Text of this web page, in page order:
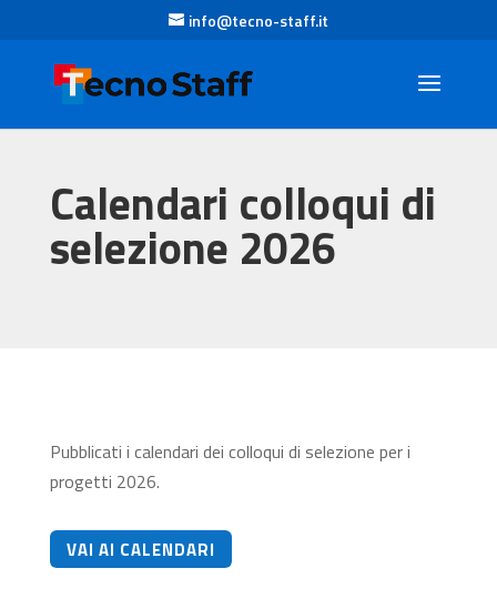
info@tecno-staff.it
Calendari colloqui di
selezione 2026
Pubblicati i calendari dei colloqui di selezione per i
progetti 2026.
VAI AI CALENDARI